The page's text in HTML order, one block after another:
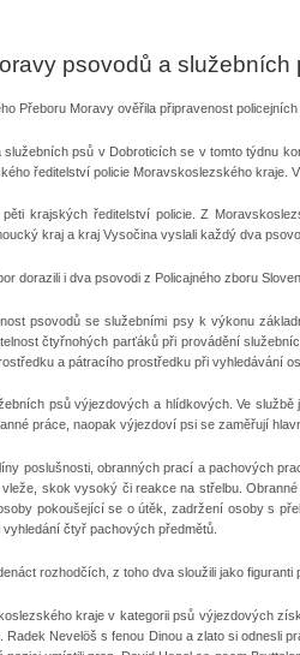
psovodů a služebních
Přeboru Moravy ověřila připravenost
psů v Dobroticích se v tomto týdnu
ředitelství policie Moravskoslezského kraje.
krajských ředitelství policie. Z
kraj a kraj Vysočina vyslali každý dva
dorazili i dva psovodi z Policajného zboru
psovodů se služebními psy k výkonu
čtyřnohých parťáků při provádění
a pátracího prostředku při vyhledávání
psů výjezdových a hlídkových. Ve
práce, naopak výjezdoví psi se zaměřují
poslušnosti, obranných prací a pachových
skok vysoký či reakce na střelbu.
pokoušející se o útěk, zadržení osoby s
čtyř pachových předmětů.
rozhodčích, z toho dva sloužili jako figuranti
kraje v kategorii psů výjezdových
Radek Nevelöš s fenou Dinou a zlato si odnesli